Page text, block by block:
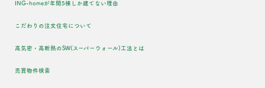
ING-homeが年間5棟しか建てない理由
こだわりの注文住宅について
高気密・高断熱のSW(スーパーウォール)工法とは
売買物件検索